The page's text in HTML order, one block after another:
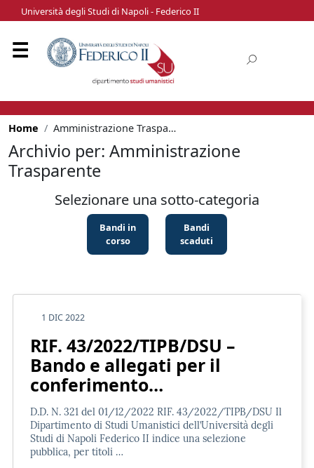
Università degli Studi di Napoli - Federico II
Home Amministrazione Trasparente
Archivio per: Amministrazione
Trasparente
Selezionare una sotto-categoria
Bandi in
corso
Bandi
scaduti
1 DIC 2022
RIF. 43/2022/TIPB/DSU –
Bando e allegati per il
conferimento…
D.D. N. 321 del 01/12/2022 RIF. 43/2022/TIPB/DSU Il
Dipartimento di Studi Umanistici dell’Università degli
Studi di Napoli Federico II indice una selezione
pubblica, per titoli …